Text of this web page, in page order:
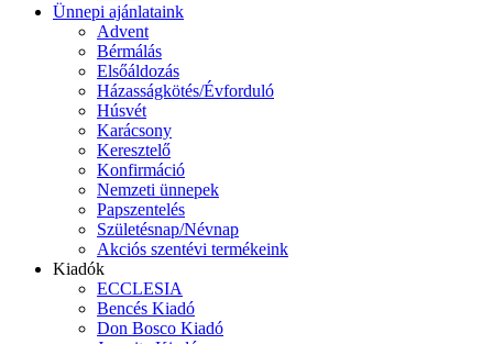
Ünnepi ajánlataink
Advent
Bérmálás
Elsőáldozás
Házasságkötés/Évforduló
Húsvét
Karácsony
Keresztelő
Konfirmáció
Nemzeti ünnepek
Papszentelés
Születésnap/Névnap
Akciós szentévi termékeink
Kiadók
ECCLESIA
Bencés Kiadó
Don Bosco Kiadó